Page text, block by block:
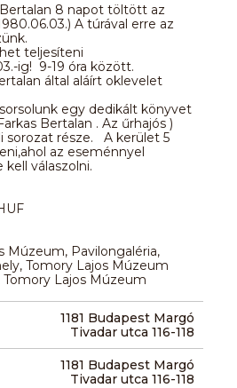
8 napot töltött az
A túrával erre az
teljesíteni
ig! 9-19 óra között.
által aláírt oklevelet
egy dedikált könyvet
Bertalan . Az űrhajós )
sorozat része. A kerület 5
az eseménnyel
kell válaszolni.
Múzeum, Pavilongaléria,
Tomory Lajos Múzeum
Tomory Lajos Múzeum
1181 Budapest Margó
Tivadar utca 116-118
1181 Budapest Margó
Tivadar utca 116-118